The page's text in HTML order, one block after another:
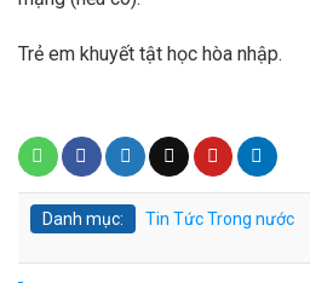
Trẻ em khuyết tật học hòa nhập.
Danh mục: Tin TứcTrong nước